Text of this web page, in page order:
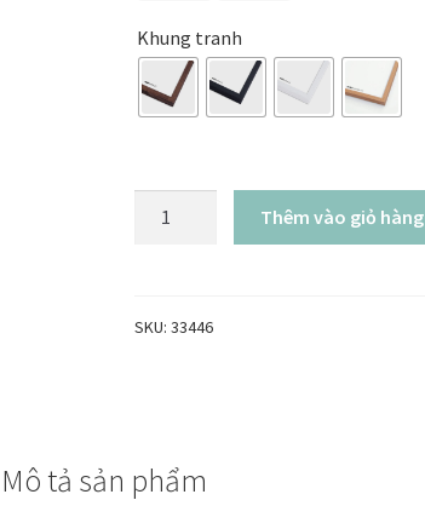
Khung tranh
chữ
khung
kính
Thêm vào giỏ hàng
SKU: 33446
Mô tả sản phẩm